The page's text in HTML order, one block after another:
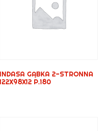
INDASA GĄBKA 2-STRONNA
122X98X12 P.180